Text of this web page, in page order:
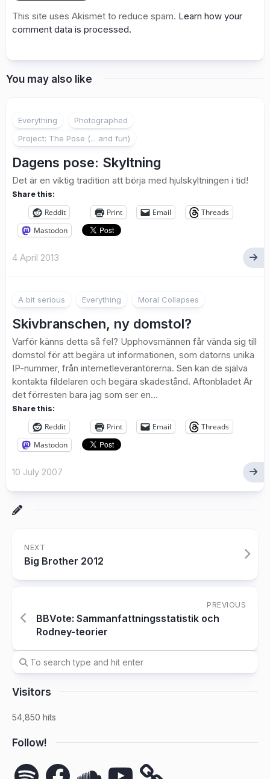
This site uses Akismet to reduce spam. Learn how your
comment data is processed.
You may also like
Everything
Photographed
Project: The Pose (... and fun)
Dagens pose: Skyltning
Det är en viktig tradition att börja med hjulskyltningen i tid!
Share this:
Reddit Print Email
Threads
Mastodon
4 April 2013
A bit serious Everything Moral Collapses
Skivbranschen, ny domstol?
Varför känns detta så fel? Upphovsmännen får vända sig till
domstol för att begära ut informationen, som datorns unika
IP-nummer, från internetleverantörerna. Sen kan de själva
kontakta fildelaren och begära skadestånd. Aftonbladet Är
det förresten bara jag som ser en...
Share this:
Reddit Print Email
Threads
Mastodon
10 July 2007
NEXT
Big Brother 2012
PREVIOUS
BBVote: Sammanfattningsstatistik och
Rodney-teorier
Visitors
54,850 hits
Follow!
Spotify Facebook YouTube